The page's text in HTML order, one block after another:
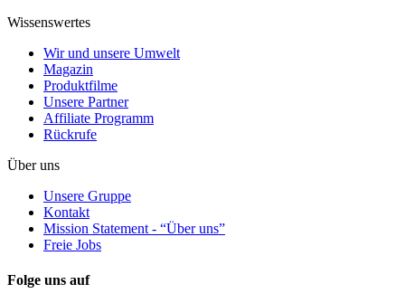
Wissenswertes
Wir und unsere Umwelt
Magazin
Produktfilme
Unsere Partner
Affiliate Programm
Rückrufe
Über uns
Unsere Gruppe
Kontakt
Mission Statement - “Über uns”
Freie Jobs
Folge uns auf